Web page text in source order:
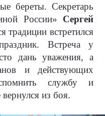
береты. Секретарь
России» Сергей
традиции встретился
Встреча у
дань уважения, а
и действующих
службу и
из боя.